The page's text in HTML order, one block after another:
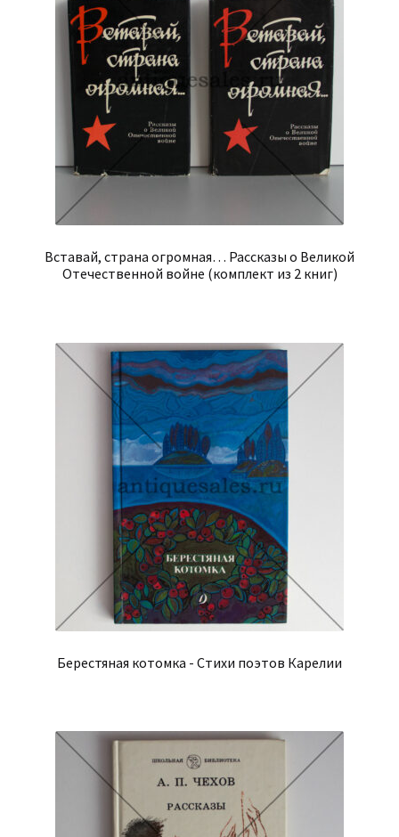
Вставай, страна огромная… Рассказы о Великой
Отечественной войне (комплект из 2 книг)
Берестяная котомка - Стихи поэтов Карелии